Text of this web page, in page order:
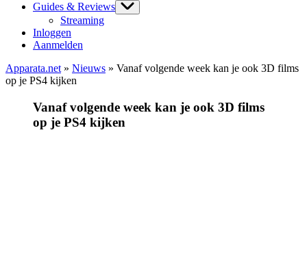
Guides & Reviews
Streaming
Inloggen
Aanmelden
Apparata.net » Nieuws » Vanaf volgende week kan je ook 3D films
op je PS4 kijken
Vanaf volgende week kan je ook 3D films
op je PS4 kijken